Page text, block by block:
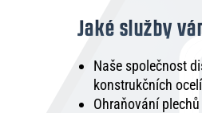
Jaké služby
Naše společnost
konstrukčních
Ohraňování